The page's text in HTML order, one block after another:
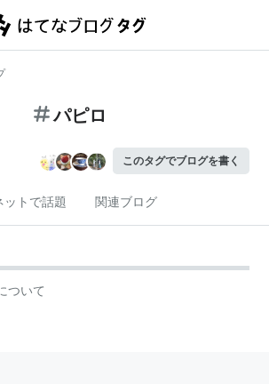
パピロ
このタグでブログを書く
ットで話題 関連ブログ
ついて